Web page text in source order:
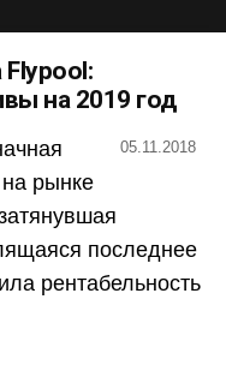
на 2019 год
05.11.2018
рынке
последнее
рентабельность